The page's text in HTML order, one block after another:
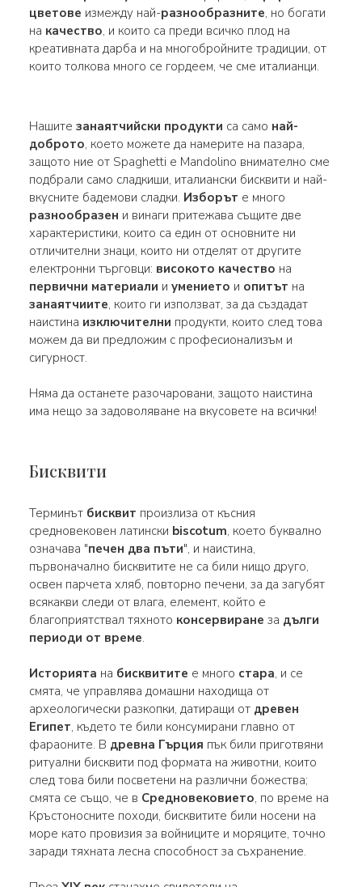
цветове измежду най-разнообразните, но богати
на качество, и които са преди всичко плод на
креативната дарба и на многобройните традиции, от
които толкова много се гордеем, че сме италианци.
Нашите занаятчийски продукти са само най-
доброто, което можете да намерите на пазара,
защото ние от Spaghetti e Mandolino внимателно сме
подбрали само сладкиши, италиански бисквити и най-
вкусните бадемови сладки. Изборът е много
разнообразен и винаги притежава същите две
характеристики, които са един от основните ни
отличителни знаци, които ни отделят от другите
електронни търговци: високото качество на
первични материали и умението и опитът на
занаятчиите, които ги използват, за да създадат
наистина изключителни продукти, които след това
можем да ви предложим с професионализъм и
сигурност.
Няма да останете разочаровани, защото наистина
има нещо за задоволяване на вкусовете на всички!
Бисквити
Терминът бисквит произлиза от късния
средновековен латински biscotum, което буквално
означава "печен два пъти", и наистина,
първоначално бисквитите не са били нищо друго,
освен парчета хляб, повторно печени, за да загубят
всякакви следи от влага, елемент, който е
благоприятствал тяхното консервиране за дълги
периоди от време.
Историята на бисквитите е много стара, и се
смята, че управлява домашни находища от
археологически разкопки, датиращи от древен
Египет, където те били консумирани главно от
фараоните. В древна Гърция пък били приготвяни
ритуални бисквити под формата на животни, които
след това били посветени на различни божества;
смята се също, че в Средновековието, по време на
Кръстоносните походи, бисквитите били носени на
море като провизия за войниците и моряците, точно
заради тяхната лесна способност за съхранение.